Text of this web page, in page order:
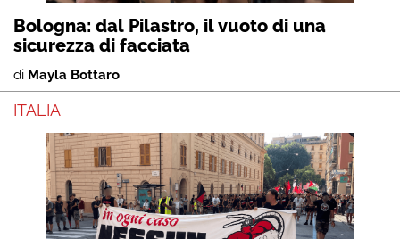
Bologna: dal Pilastro, il vuoto di una
sicurezza di facciata
di Mayla Bottaro
ITALIA